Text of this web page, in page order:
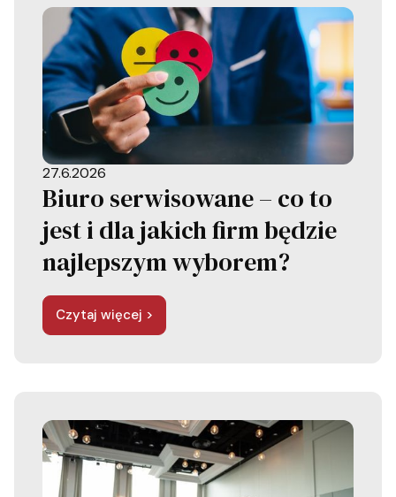
27.6.2026
Biuro serwisowane – co to
jest i dla jakich firm będzie
najlepszym wyborem?
Czytaj więcej >